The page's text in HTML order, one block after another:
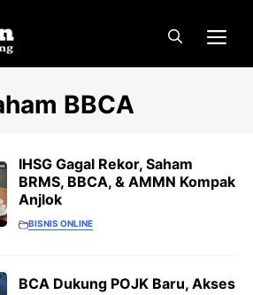
BBCA
IHSG Gagal Rekor, Saham
BRMS, BBCA, & AMMN Kompak
Anjlok
BISNIS ONLINE
BCA Dukung POJK Baru, Akses